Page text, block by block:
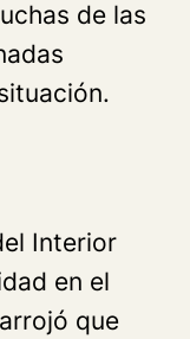
de las
Interior
en el
que